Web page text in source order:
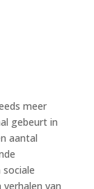
meer
gebeurt in
aantal
van